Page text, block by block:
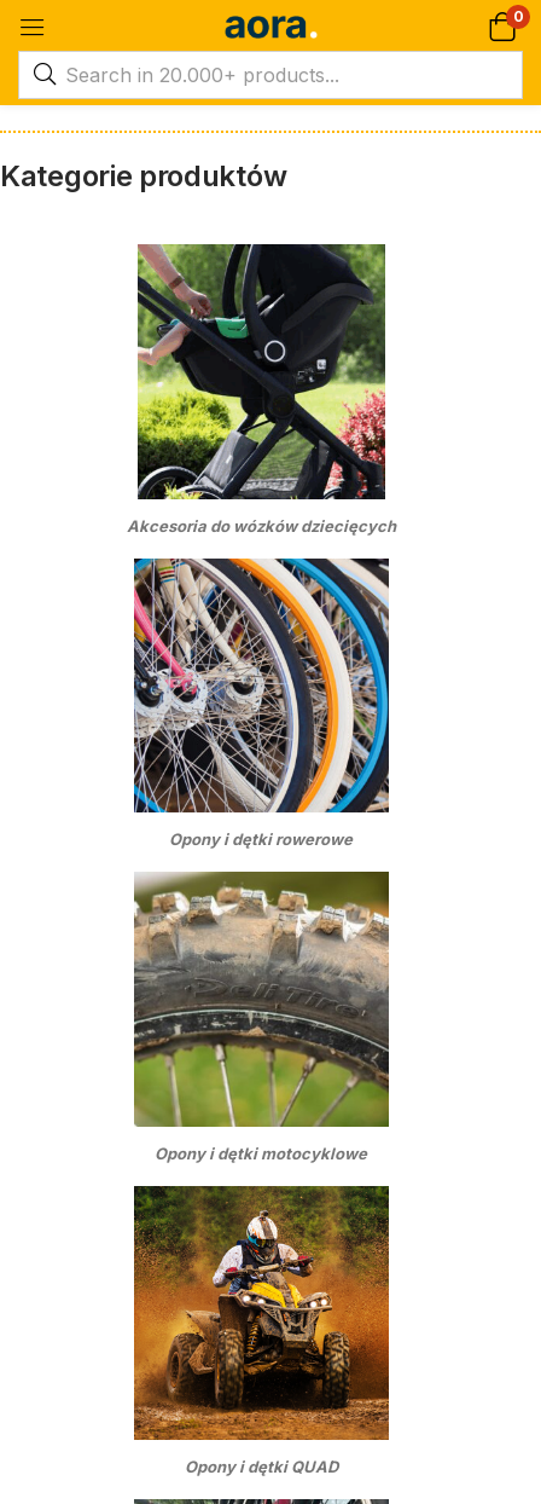
0
Kategorie produktów
Akcesoria do wózków dziecięcych
Opony i dętki rowerowe
Opony i dętki motocyklowe
Opony i dętki QUAD